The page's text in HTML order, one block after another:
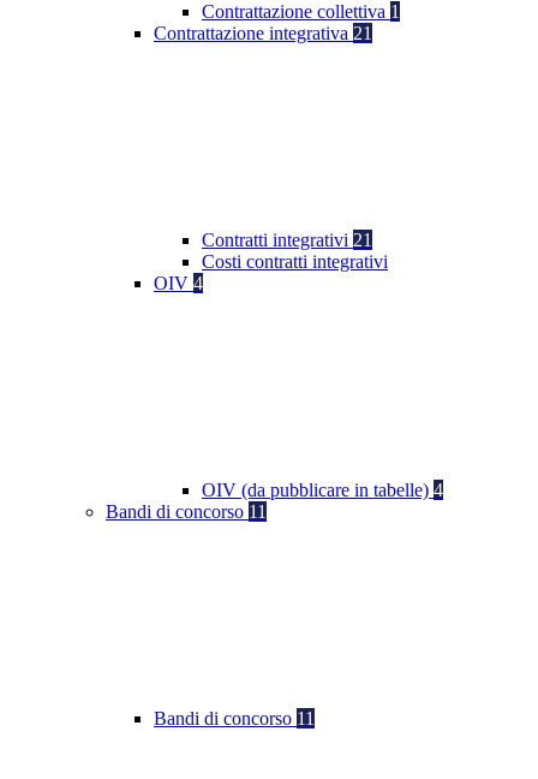
Contrattazione collettiva 1
Contrattazione integrativa 21
Contratti integrativi 21
Costi contratti integrativi
OIV 4
OIV (da pubblicare in tabelle) 4
Bandi di concorso 11
Bandi di concorso 11